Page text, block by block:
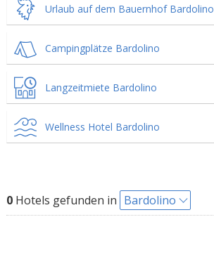
Urlaub auf dem Bauernhof Bardolino
Campingplätze Bardolino
Langzeitmiete Bardolino
Wellness Hotel Bardolino
0Hotels gefunden in Bardolino